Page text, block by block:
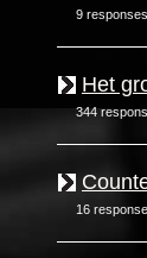
9
Het
344
16